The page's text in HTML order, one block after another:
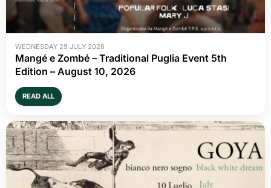
WEDNESDAY 29 JULY 2026
Mangé e Zombé – Traditional Puglia Event 5th
Edition – August 10, 2026
READ ALL